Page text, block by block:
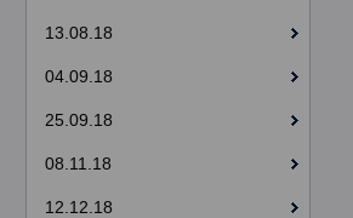
13.08.18
04.09.18
25.09.18
08.11.18
12.12.18